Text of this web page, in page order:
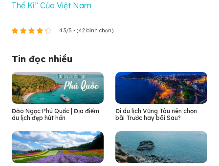
Thế Kỉ” Của Việt Nam
4.3/5 - (42 bình chọn)
Tin đọc nhiều
Đảo Ngọc Phú Quốc | Địa điểm
du lịch đẹp hút hồn
Đi du lịch Vũng Tàu nên chọn
bãi Trước hay bãi Sau?